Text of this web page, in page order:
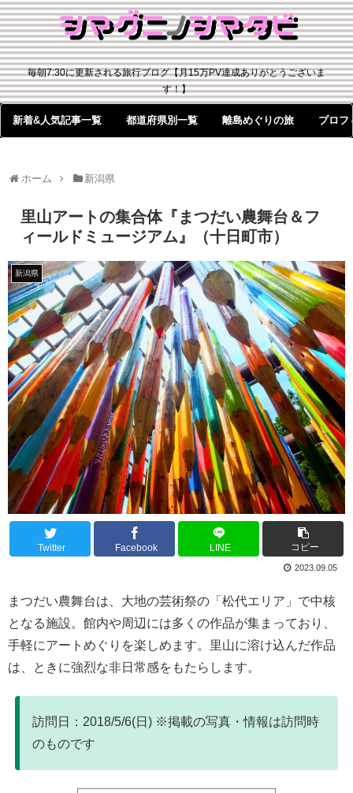
毎朝7:30に更新される旅行ブログ【月15万PV達成ありがとうございま
す！】
新着&人気記事一覧 都道府県別一覧 離島めぐりの旅 プロフ
ホーム 新潟県
里山アートの集合体『まつだい農舞台＆フ
ィールドミュージアム』（十日町市）
新潟県
Twitter Facebook LINE コピー
2023.09.05
まつだい農舞台は、大地の芸術祭の「松代エリア」で中核
となる施設。館内や周辺には多くの作品が集まっており、
手軽にアートめぐりを楽しめます。里山に溶け込んだ作品
は、ときに強烈な非日常感をもたらします。
訪問日：2018/5/6(日) ※掲載の写真・情報は訪問時
のものです